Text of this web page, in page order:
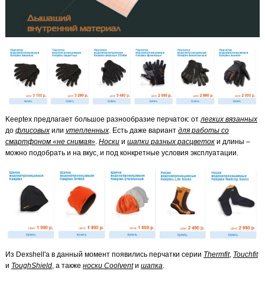
Keeptex предлагает большое разнообразие перчаток: отлегких вязанных
до флисовыхили утепленных. Есть даже вариант для работы со
смартфоном «не снимая». Носкии шапки разных расцветоки длины –
можно подобрать и на вкус, и под конкретные условия эксплуатации.
Из Dexshell'а в данный момент появились перчатки серии Thermfit, Touchfit
и ToughShield, а также носки Coolventи шапка.